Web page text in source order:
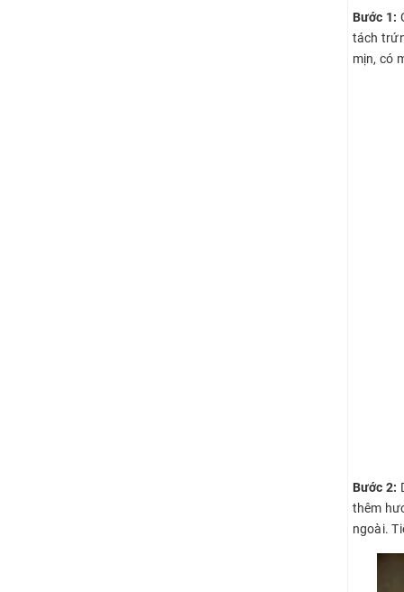
Bước 1:
tách
mịn, có
Bước 2:
thêm
ngoài.